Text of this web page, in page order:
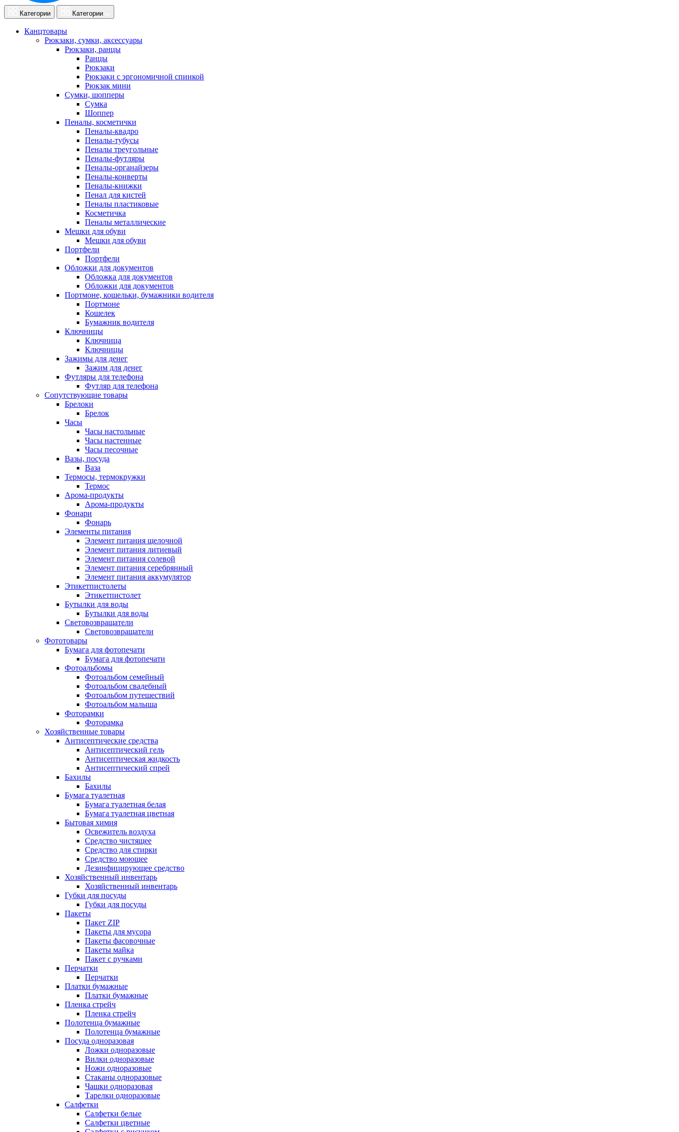
Категории Категории
Канцтовары
Рюкзаки, сумки, аксессуары
Рюкзаки, ранцы
Ранцы
Рюкзаки
Рюкзаки с эргономичной спинкой
Рюкзак мини
Сумки, шопперы
Сумка
Шоппер
Пеналы, косметички
Пеналы-квадро
Пеналы-тубусы
Пеналы треугольные
Пеналы-футляры
Пеналы-органайзеры
Пеналы-конверты
Пеналы-книжки
Пенал для кистей
Пеналы пластиковые
Косметичка
Пеналы металлические
Мешки для обуви
Мешки для обуви
Портфели
Портфели
Обложки для документов
Обложка для документов
Обложки для документов
Портмоне, кошельки, бумажники водителя
Портмоне
Кошелек
Бумажник водителя
Ключницы
Ключница
Ключницы
Зажимы для денег
Зажим для денег
Футляры для телефона
Футляр для телефона
Сопутствующие товары
Брелоки
Брелок
Часы
Часы настольные
Часы настенные
Часы песочные
Вазы, посуда
Ваза
Термосы, термокружки
Термос
Арома-продукты
Арома-продукты
Фонари
Фонарь
Элементы питания
Элемент питания щелочной
Элемент питания литиевый
Элемент питания солевой
Элемент питания серебрянный
Элемент питания аккумулятор
Этикетпистолеты
Этикетпистолет
Бутылки для воды
Бутылки для воды
Световозвращатели
Световозвращатели
Фототовары
Бумага для фотопечати
Бумага для фотопечати
Фотоальбомы
Фотоальбом семейный
Фотоальбом свадебный
Фотоальбом путешествий
Фотоальбом малыша
Фоторамки
Фоторамка
Хозяйственные товары
Антисептические средства
Антисептический гель
Антисептическая жидкость
Антисептический спрей
Бахилы
Бахилы
Бумага туалетная
Бумага туалетная белая
Бумага туалетная цветная
Бытовая химия
Освежитель воздуха
Средство чистящее
Средство для стирки
Средство моющее
Дезинфицирующее средство
Хозяйственный инвентарь
Хозяйственный инвентарь
Губки для посуды
Губки для посуды
Пакеты
Пакет ZIP
Пакеты для мусора
Пакеты фасовочные
Пакеты майка
Пакет с ручками
Перчатки
Перчатки
Платки бумажные
Платки бумажные
Пленка стрейч
Пленка стрейч
Полотенца бумажные
Полотенца бумажные
Посуда одноразовая
Ложки одноразовые
Вилки одноразовые
Ножи одноразовые
Стаканы одноразовые
Чашки одноразовая
Тарелки одноразовые
Салфетки
Салфетки белые
Салфетки цветные